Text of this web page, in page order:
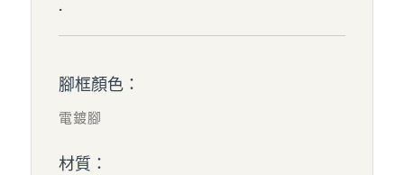
腳框顏色：
電鍍腳
材質：